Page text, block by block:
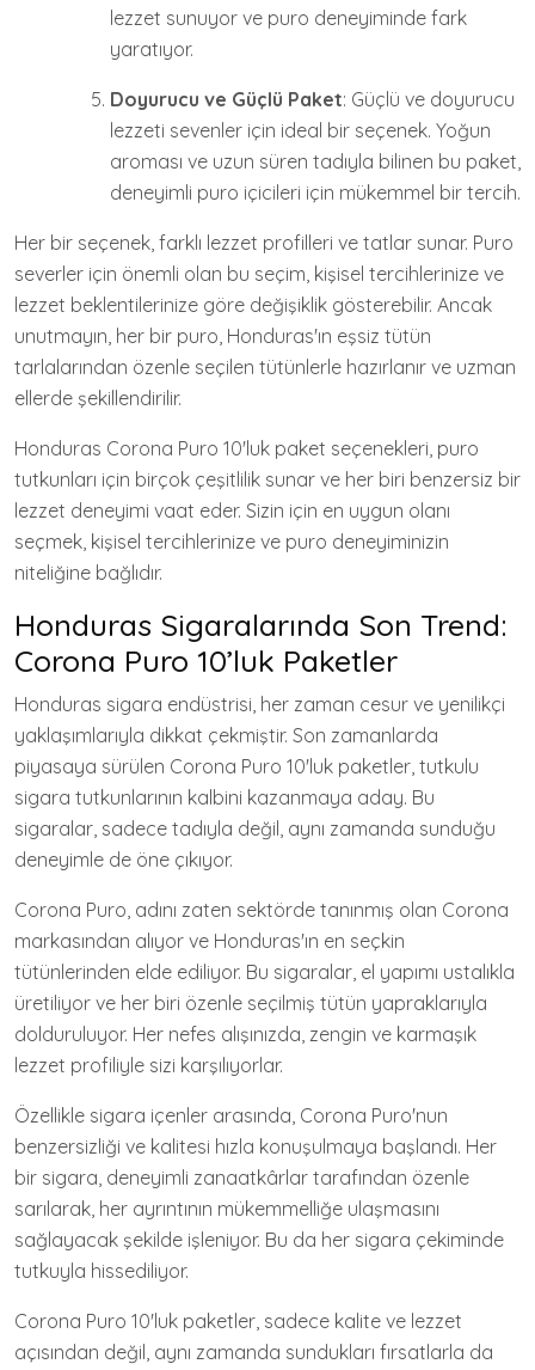
lezzet sunuyor ve puro deneyiminde fark
yaratıyor.
Doyurucu ve Güçlü Paket: Güçlü ve doyurucu
lezzeti sevenler için ideal bir seçenek. Yoğun
aroması ve uzun süren tadıyla bilinen bu paket,
deneyimli puro içicileri için mükemmel bir tercih.
Her bir seçenek, farklı lezzet profilleri ve tatlar sunar. Puro
severler için önemli olan bu seçim, kişisel tercihlerinize ve
lezzet beklentilerinize göre değişiklik gösterebilir. Ancak
unutmayın, her bir puro, Honduras'ın eşsiz tütün
tarlalarından özenle seçilen tütünlerle hazırlanır ve uzman
ellerde şekillendirilir.
Honduras Corona Puro 10'luk paket seçenekleri, puro
tutkunları için birçok çeşitlilik sunar ve her biri benzersiz bir
lezzet deneyimi vaat eder. Sizin için en uygun olanı
seçmek, kişisel tercihlerinize ve puro deneyiminizin
niteliğine bağlıdır.
Honduras Sigaralarında Son Trend:
Corona Puro 10’luk Paketler
Honduras sigara endüstrisi, her zaman cesur ve yenilikçi
yaklaşımlarıyla dikkat çekmiştir. Son zamanlarda
piyasaya sürülen Corona Puro 10'luk paketler, tutkulu
sigara tutkunlarının kalbini kazanmaya aday. Bu
sigaralar, sadece tadıyla değil, aynı zamanda sunduğu
deneyimle de öne çıkıyor.
Corona Puro, adını zaten sektörde tanınmış olan Corona
markasından alıyor ve Honduras'ın en seçkin
tütünlerinden elde ediliyor. Bu sigaralar, el yapımı ustalıkla
üretiliyor ve her biri özenle seçilmiş tütün yapraklarıyla
dolduruluyor. Her nefes alışınızda, zengin ve karmaşık
lezzet profiliyle sizi karşılıyorlar.
Özellikle sigara içenler arasında, Corona Puro'nun
benzersizliği ve kalitesi hızla konuşulmaya başlandı. Her
bir sigara, deneyimli zanaatkârlar tarafından özenle
sarılarak, her ayrıntının mükemmelliğe ulaşmasını
sağlayacak şekilde işleniyor. Bu da her sigara çekiminde
tutkuyla hissediliyor.
Corona Puro 10'luk paketler, sadece kalite ve lezzet
açısından değil, aynı zamanda sundukları fırsatlarla da